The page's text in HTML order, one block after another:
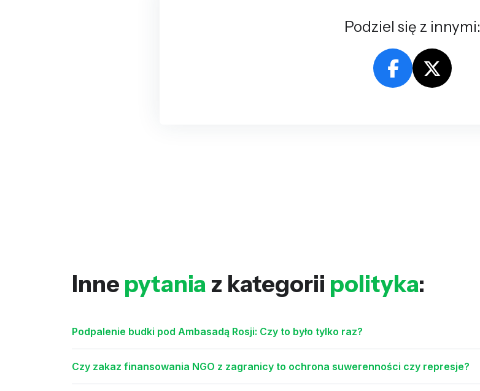
Podziel się z innymi:
Inne pytania z kategorii polityka:
Podpalenie budki pod Ambasadą Rosji: Czy to było tylko raz?
Czy zakaz finansowania NGO z zagranicy to ochrona suwerenności czy represje?